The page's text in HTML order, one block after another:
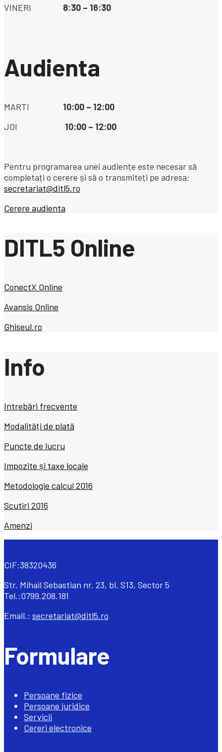
VINERI 8:30 – 16:30
Audienta
MARTI 10:00 – 12:00
JOI 10:00 – 12:00
Pentru programarea unei audiențe este necesar să
completați o cerere și să o transmiteți pe adresa:
secretariat@ditl5.ro
Cerere audienta
DITL5 Online
ConectX Online
Avansis Online
Ghiseul.ro
Info
Intrebări frecvente
Modalități de plată
Puncte de lucru
Impozite și taxe locale
Metodologie calcul 2016
Scutiri 2016
Amenzi
CIF:38320436
Str. Mihail Sebastian nr. 23, bl. S13, Sector 5
Tel.:0799.208.181
Email.: secretariat@ditl5.ro
Formulare
Persoane fizice
Persoane juridice
Servicii
Cereri electronice